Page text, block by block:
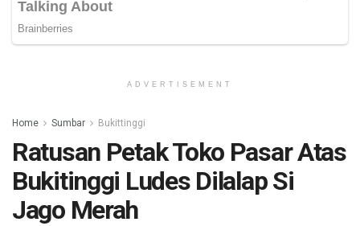
ADVERTISEMENT
Home Sumbar Bukittinggi
Ratusan Petak Toko Pasar Atas
Bukitinggi Ludes Dilalap Si
Jago Merah